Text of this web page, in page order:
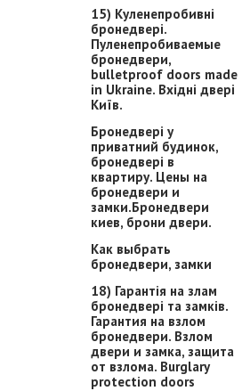
15) Куленепробивні
бронедвері.
Пуленепробиваемые
бронедвери,
bulletproof doors made
in Ukraine. Вхідні двері
Київ.
Бронедвері у
приватний будинок,
бронедвері в
квартиру. Цены на
бронедвери и
замки.Бронедвери
киев, брони двери.
Как выбрать
бронедвери, замки
18) Гарантія на злам
бронедвері та замків.
Гарантия на взлом
бронедвери. Взлом
двери и замка, защита
от взлома. Burglary
protection doors